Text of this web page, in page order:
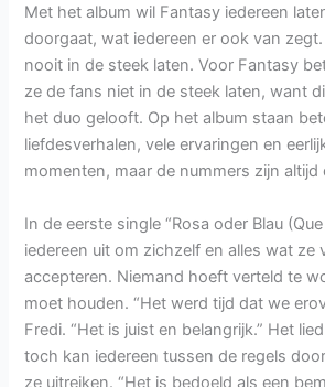
Met het album wil Fantasy iedereen
doorgaat, wat iedereen er ook van
nooit in de steek laten. Voor Fantasy
ze de fans niet in de steek laten, want
het duo gelooft. Op het album staan
liefdesverhalen, vele ervaringen en
momenten, maar de nummers zijn altijd
In de eerste single “Rosa oder Blau
iedereen uit om zichzelf en alles wat ze
accepteren. Niemand hoeft verteld te
moet houden. “Het werd tijd dat we
Fredi. “Het is juist en belangrijk.” Het
toch kan iedereen tussen de regels
ze uitreiken. “Het is bedoeld als een